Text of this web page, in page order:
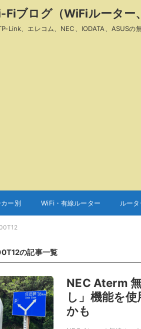
Fiブログ（WiFiルーター
Link、エレコム、NEC、IODATA、ASUSの
ー別 WiFi・有線ルーター ルー
の記事一覧
NEC Aterm
し」機能を
かも